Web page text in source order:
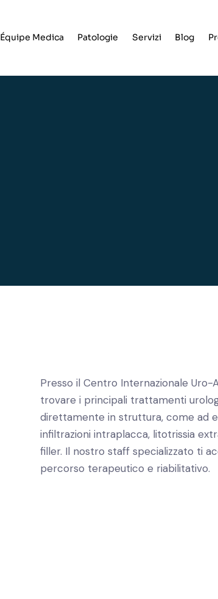
Équipe Medica Patologie Servizi Blog
Presso il Centro Internazionale
trovare i principali trattamenti
direttamente in struttura, come ad
infiltrazioni intraplacca, litotrissia
filler. Il nostro staff specializzato ti
percorso terapeutico e riabilitativo.